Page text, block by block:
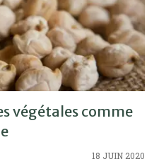
végétales comme
18 JUIN 2020